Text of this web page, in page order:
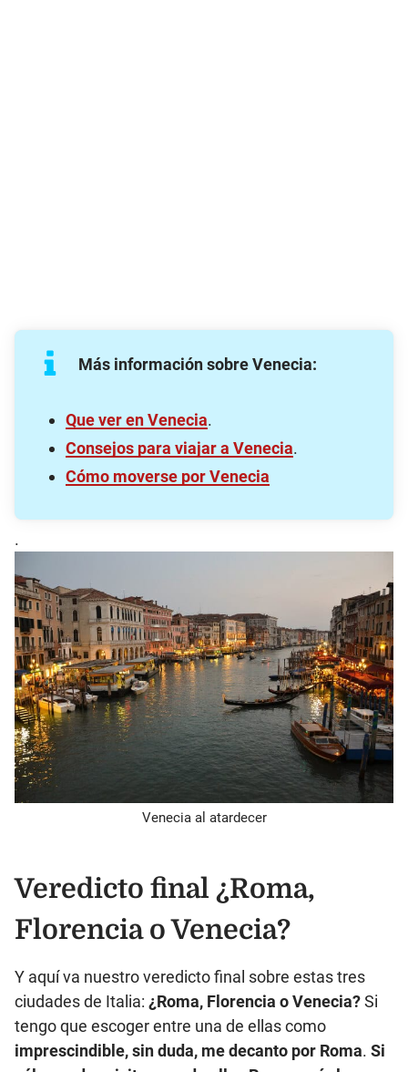
Más información sobre Venecia:
Que ver en Venecia.
Consejos para viajar a Venecia.
Cómo moverse por Venecia
.
Venecia al atardecer
Veredicto final ¿Roma,
Florencia o Venecia?
Y aquí va nuestro veredicto final sobre estas tres
ciudades de Italia: ¿Roma, Florencia o Venecia?Si
tengo que escoger entre una de ellas como
imprescindible, sin duda, me decanto por Roma. Si